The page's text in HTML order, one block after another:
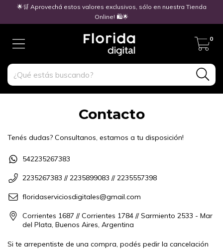
🌟🛒 Aprovechá estos valores exclusivos, sólo en nuestra Tienda
Online! 🛍️🌟
0
Contacto
Tenés dudas? Consultanos, estamos a tu disposición!
542235267383
2235267383 // 2235899083 // 2235557398
floridaserviciosdigitales@gmail.com
Corrientes 1687 // Corrientes 1784 // Sarmiento 2533 - Mar
del Plata, Buenos Aires, Argentina
Si te arrepentiste de una compra, podés pedir la cancelación